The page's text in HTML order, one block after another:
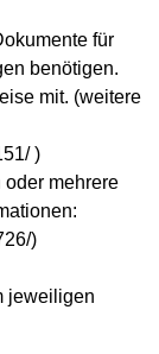
für
benötigen.
mit. (weitere
)
oder mehrere
)
jeweiligen